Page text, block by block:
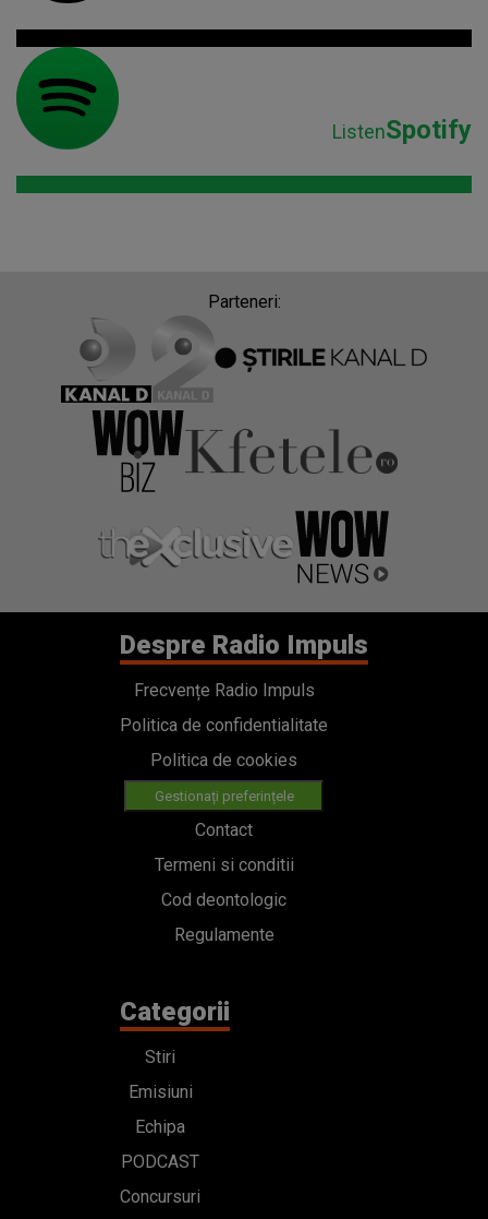
ListenSpotify
Parteneri:
Despre Radio Impuls
Frecvențe Radio Impuls
Politica de confidentialitate
Politica de cookies
Gestionați preferințele
Contact
Termeni si conditii
Cod deontologic
Regulamente
Categorii
Stiri
Emisiuni
Echipa
PODCAST
Concursuri